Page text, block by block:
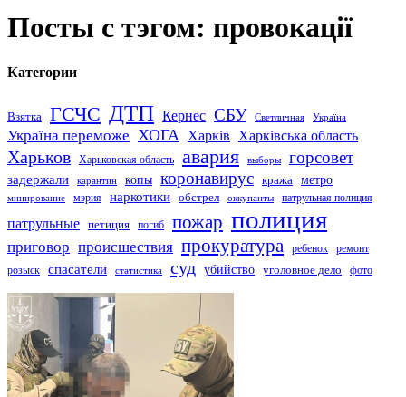
Посты с тэгом: провокації
Категории
Взятка ГСЧС ДТП Кернес СБУ Светличная Україна
Україна переможе ХОГА Харків Харківська область
Харьков Харьковская область авария выборы горсовет
задержали карантин копы коронавирус кража метро
минирование мэрия наркотики обстрел оккупанты патрульная полиция
патрульные петиция погиб пожар полиция
приговор происшествия прокуратура ребенок
ремонт
розыск
спасатели статистика суд убийство уголовное дело фото